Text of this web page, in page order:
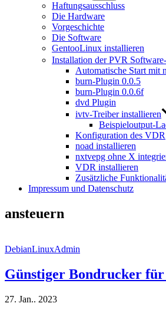
Haftungsausschluss
Die Hardware
Vorgeschichte
Die Software
GentooLinux installieren
Installation der PVR
Automatische Start mit
burn-Plugin 0.0.5
burn-Plugin 0.0.6f
dvd Plugin
ivtv-Treiber installieren
Beispieloutput-
Konfiguration des VDR
noad installieren
nxtvepg ohne X
VDR installieren
Zusätzliche
Impressum und Datenschutz
ansteuern
DebianLinuxAdmin
Günstiger Bondrucker
27. Jan.. 2023